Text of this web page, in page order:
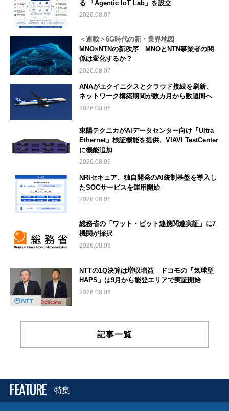
る 「Agentic IoT Lab」を設立
2026.08.07
＜連載＞6G時代の新・業界地図
MNO×NTNの新秩序 MNOとNTN事業者の関
係は変化するか？
2026.08.07
ANAがエクイニクスとクラウド接続を刷新、
ネットワーク構築期間が数カ月から数週間へ
2026.08.06
東陽テクニカがAIデータセンター向け「Ultra
Ethernet」検証機能を提供、VIAVI TestCenter
に機能追加
2026.08.06
NRIセキュア、独自開発のAI統制基盤を導入し
たSOCサービスを運用開始
2026.08.06
総務省の「ワット・ビット連携関連実証」に7
機関が採択
2026.08.06
NTTの1Q決算は増収増益 ドコモの「気球型
HAPS」は9月から能登エリアで実証開始
2026.08.06
記事一覧
FEATURE 特集